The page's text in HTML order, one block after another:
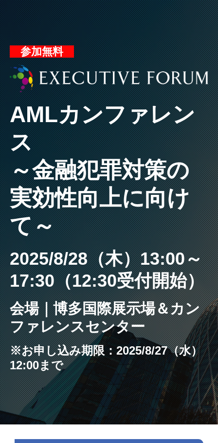
参加無料
AMLカンファレン
ス
～金融犯罪対策の
実効性向上に向け
て～
2025/8/28（木）13:00～
17:30（12:30受付開始）
会場｜博多国際展示場＆カン
ファレンスセンター
※お申し込み期限：2025/8/27（水）
12:00まで